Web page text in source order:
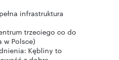
infrastruktura
trzeciego co do
w Polsce)
Kębliny to